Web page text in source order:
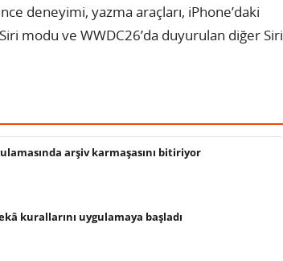
deneyimi, yazma araçları, iPhone’daki
modu ve WWDC26’da duyurulan diğer Siri
arşiv karmaşasını bitiriyor
kurallarını uygulamaya başladı